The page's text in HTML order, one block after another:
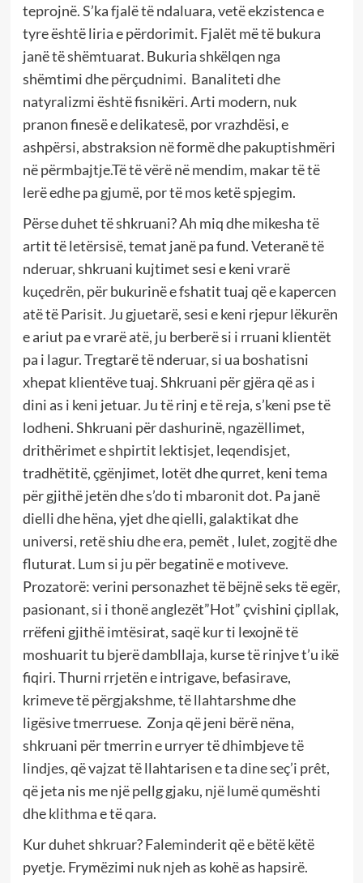
teprojnë. S’ka fjalë të ndaluara, vetë ekzistenca e
tyre është liria e përdorimit. Fjalët më të bukura
janë të shëmtuarat. Bukuria shkëlqen nga
shëmtimi dhe përçudnimi. Banaliteti dhe
natyralizmi është fisnikëri. Arti modern, nuk
pranon finesë e delikatesë, por vrazhdësi, e
ashpërsi, abstraksion në formë dhe pakuptishmëri
në përmbajtje.Të të vërë në mendim, makar të të
lerë edhe pa gjumë, por të mos ketë spjegim.
Përse duhet të shkruani? Ah miq dhe mikesha të
artit të letërsisë, temat janë pa fund. Veteranë të
nderuar, shkruani kujtimet sesi e keni vrarë
kuçedrën, për bukurinë e fshatit tuaj që e kapercen
atë të Parisit. Ju gjuetarë, sesi e keni rjepur lëkurën
e ariut pa e vrarë atë, ju berberë si i rruani klientët
pa i lagur. Tregtarë të nderuar, si ua boshatisni
xhepat klientëve tuaj. Shkruani për gjëra që as i
dini as i keni jetuar. Ju të rinj e të reja, s’keni pse të
lodheni. Shkruani për dashurinë, ngazëllimet,
drithërimet e shpirtit lektisjet, leqendisjet,
tradhëtitë, çgënjimet, lotët dhe qurret, keni tema
për gjithë jetën dhe s’do ti mbaronit dot. Pa janë
dielli dhe hëna, yjet dhe qielli, galaktikat dhe
universi, retë shiu dhe era, pemët , lulet, zogjtë dhe
fluturat. Lum si ju për begatinë e motiveve.
Prozatorë: verini personazhet të bëjnë seks të egër,
pasionant, si i thonë anglezët”Hot” çvishini çipllak,
rrëfeni gjithë imtësirat, saqë kur ti lexojnë të
moshuarit tu bjerë dambllaja, kurse të rinjve t’u ikë
fiqiri. Thurni rrjetën e intrigave, befasirave,
krimeve të përgjakshme, të llahtarshme dhe
ligësive tmerruese. Zonja që jeni bërë nëna,
shkruani për tmerrin e urryer të dhimbjeve të
lindjes, që vajzat të llahtarisen e ta dine seç’i prêt,
që jeta nis me një pellg gjaku, një lumë qumështi
dhe klithma e të qara.
Kur duhet shkruar? Faleminderit që e bëtë këtë
pyetje. Frymëzimi nuk njeh as kohë as hapsirë.